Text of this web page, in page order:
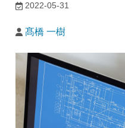
2022-05-31
髙橋 一樹